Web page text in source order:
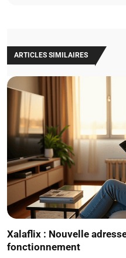
ARTICLES SIMILAIRES
Xalaflix : Nouvelle
fonctionnement